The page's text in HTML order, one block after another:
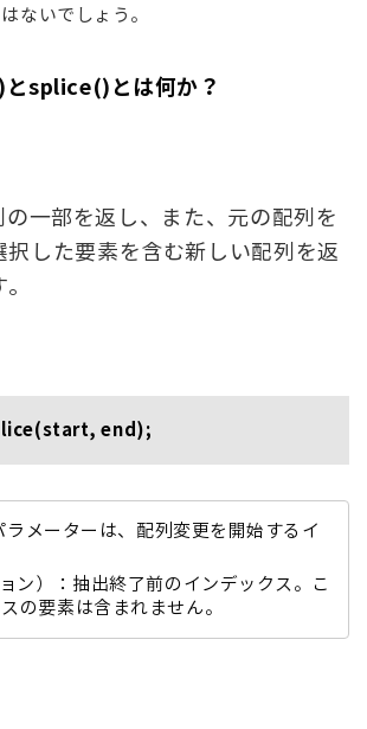
ないでしょう。
とsplice() とは何か？
の一部を返し、また、元の配列を
択した要素を含む新しい配列を返
。
end);
ラメーターは、配列変更を開始するイ
ョン）：抽出終了前のインデックス。こ
の要素は含まれません。